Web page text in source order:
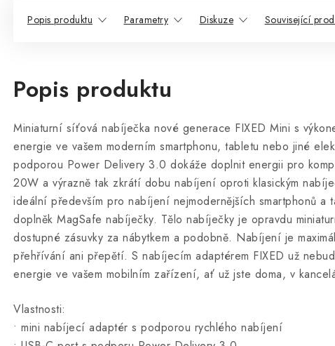
Popis produktu Parametry Diskuze Související
Popis produktu
Miniaturní síťová nabíječka nové generace FIXED Mini s
energie ve vašem moderním smartphonu, tabletu nebo jiné
podporou Power Delivery 3.0 dokáže doplnit energii pro
20W a výrazně tak zkrátí dobu nabíjení oproti klasickým
ideální především pro nabíjení nejmodernějších smartphonů a
doplněk MagSafe nabíječky. Tělo nabíječky je opravdu
dostupné zásuvky za nábytkem a podobně. Nabíjení je
přehřívání ani přepětí. S nabíjecím adaptérem FIXED už
energie ve vašem mobilním zařízení, ať už jste doma, v
Vlastnosti:
• mini nabíjecí adaptér s podporou rychlého nabíjení